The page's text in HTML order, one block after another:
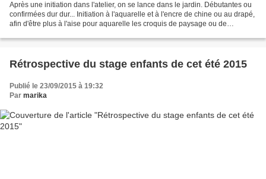
Après une initiation dans l'atelier, on se lance dans le jardin. Débutantes ou
confirmées dur dur... Initiation à l'aquarelle et à l'encre de chine ou au drapé,
afin d'être plus à l'aise pour aquarelle les croquis de paysage ou de
Rétrospective du stage enfants de cet été 2015
Publié le 23/09/2015 à 19:32
Par marika